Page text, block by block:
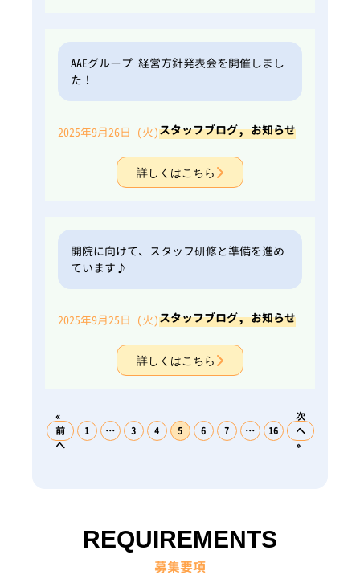
AAEグループ 経営方針発表会を開催しまし
た！
2025年9月26日 (火)スタッフブログ,お知らせ
詳しくはこちら
開院に向けて、スタッフ研修と準備を進め
ています♪
2025年9月25日 (火)スタッフブログ,お知らせ
詳しくはこちら
«
前
へ
1 … 3 4 5 6 7 … 16
次
へ
»
REQUIREMENTS
募集要項